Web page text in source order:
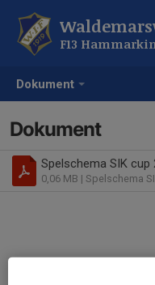
Dokument
F13
Dokument
Spelschema SIK cup
0,06 MB | Spelschema